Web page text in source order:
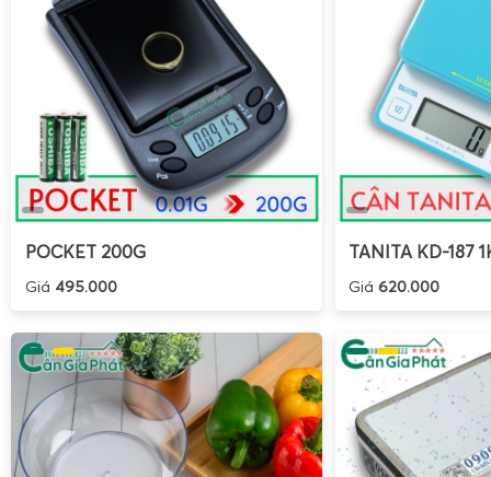
POCKET 200G
Giá 495.000
TANITA KD-187
Giá620.000